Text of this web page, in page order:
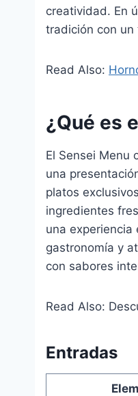
creatividad. En
tradición con un
Read Also:
¿Qué es
El Sensei Menu
una
platos
ingredientes
una
gastronomía y
con sabores
Read Also:
Entradas